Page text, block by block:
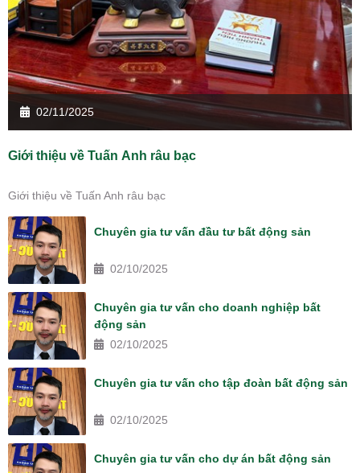
02/11/2025
Giới thiệu về Tuấn Anh râu bạc
Giới thiệu về Tuấn Anh râu bạc
Chuyên gia tư vấn đầu tư bất động sản
02/10/2025
Chuyên gia tư vấn cho doanh nghiệp bất
động sản
02/10/2025
Chuyên gia tư vấn cho tập đoàn bất động sản
02/10/2025
Chuyên gia tư vấn cho dự án bất động sản